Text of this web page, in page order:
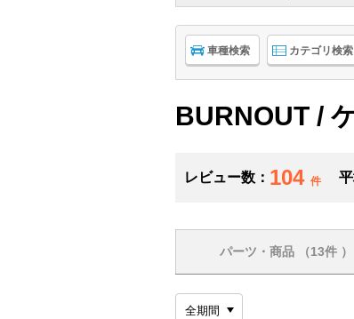
車種検索 カテゴリ検索
BURNOUT /
レビュー数： 104 件
パーツ・商品 （13件 ）